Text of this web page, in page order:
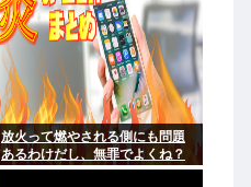
放火って燃やされる側にも問題
あるわけだし、無罪でよくね？